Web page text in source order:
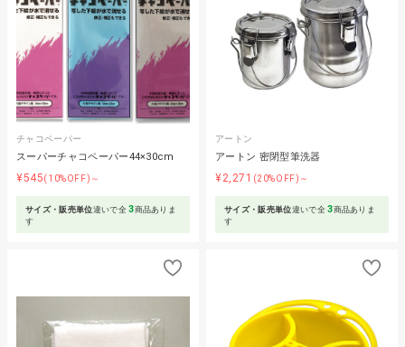
チャコペーパー
スーパーチャコペーパー44×30cm
¥545(10%OFF)～
サイズ・販売単位違いで全3商品ありま
す
アートン
アートン 密閉型筆洗器
¥2,271 (20%OFF)～
サイズ・販売単位違いで全3商品ありま
す